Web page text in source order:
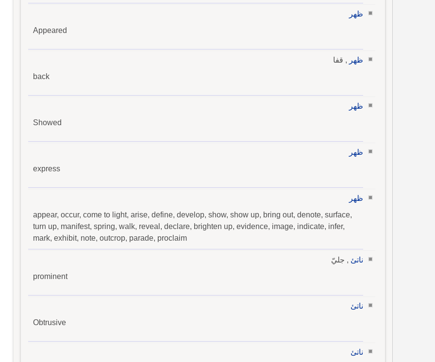
ظهر
Appeared
ظهر , قفا
back
ظهر
Showed
ظهر
express
ظهر
appear, occur, come to light, arise, define, develop, show, show up, bring out, denote, surface,
turn up, manifest, spring, walk, reveal, declare, brighten up, evidence, image, indicate, infer,
mark, exhibit, note, outcrop, parade, proclaim
ناتئ , جليّ
prominent
ناتئ
Obtrusive
ناتئ